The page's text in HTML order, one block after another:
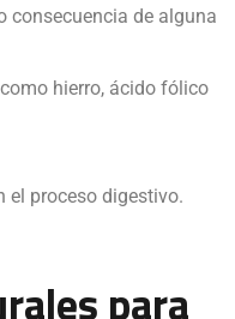
consecuencia de alguna
como hierro, ácido fólico
el proceso digestivo.
para